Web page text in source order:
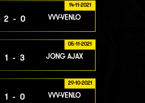
14-11-2021
2-0 VVV-VENLO
05-11-2021
1-3 JONG AJAX
29-10-2021
1-0 VVV-VENLO